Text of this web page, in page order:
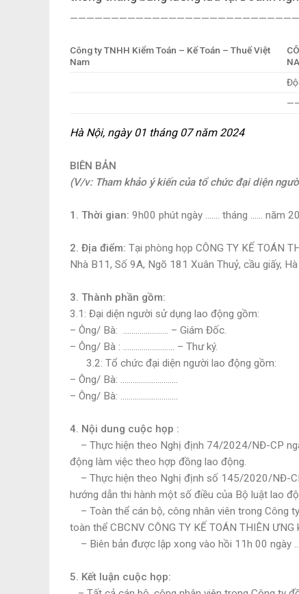
Công ty TNHH Kiểm Toán – Kế Toán – Thuế Việt
Nam
Hà Nội, ngày 01 tháng 07 năm 2024
BIÊN BẢN
(V/v: Tham khảo ý kiến của tổ chức đại diện
1. Thời gian: 9h00 phút ngày ……. tháng …… năm
2. Địa điểm: Tại phòng họp CÔNG TY KẾ TOÁN
Nhà B11, Số 9A, Ngõ 181 Xuân Thuỷ, cầu giấy,
3. Thành phần gồm:
3.1: Đại diện người sử dụng lao động gồm:
– Ông/ Bà: …………………. – Giám Đốc.
– Ông/ Bà : ……………………. – Thư ký.
3.2: Tổ chức đại diện người lao động gồm:
– Ông/ Bà: ……………………….
– Ông/ Bà: ……………………….
4. Nội dung cuộc họp :
– Thực hiện theo Nghị định 74/2024/NĐ-CP
động làm việc theo hợp đồng lao động.
– Thực hiện theo Nghị định số 145/2020/NĐ-
hướng dẫn thi hành một số điều của Bộ luật lao
– Toàn thể cán bộ, công nhân viên trong Công
toàn thể CBCNV CÔNG TY KẾ TOÁN THIÊN
– Biên bản được lập xong vào hồi 11h 00 ngày
5. Kết luận cuộc họp: